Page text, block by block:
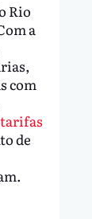
Rio
a
com
de